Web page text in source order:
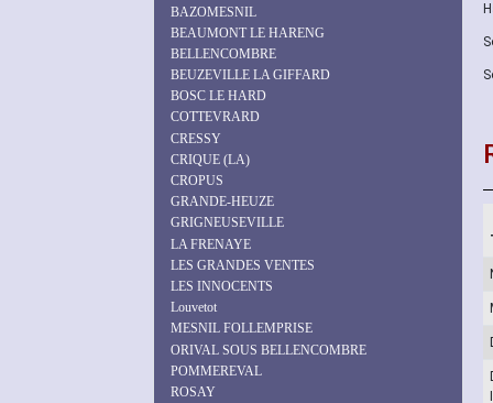
BAZOMESNIL
BEAUMONT LE HARENG
BELLENCOMBRE
BEUZEVILLE LA GIFFARD
BOSC LE HARD
COTTEVRARD
CRESSY
CRIQUE (LA)
CROPUS
GRANDE-HEUZE
GRIGNEUSEVILLE
LA FRENAYE
LES GRANDES VENTES
LES INNOCENTS
Louvetot
MESNIL FOLLEMPRISE
ORIVAL SOUS BELLENCOMBRE
POMMEREVAL
ROSAY